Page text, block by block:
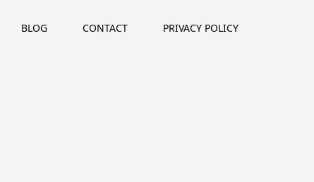
BLOG CONTACT PRIVACY POLICY